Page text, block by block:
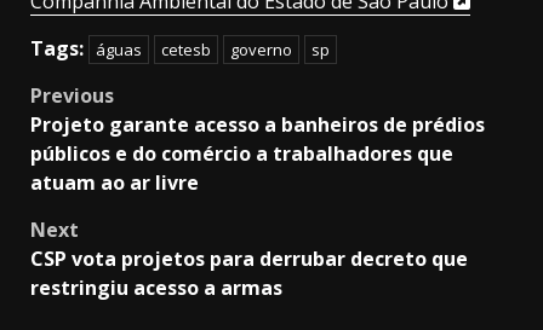
Tags:
águas cetesb governo sp
Post
navigation
Previous
Projeto garante acesso a banheiros de prédios
públicos e do comércio a trabalhadores que
atuam ao ar livre
Next
CSP vota projetos para derrubar decreto que
restringiu acesso a armas